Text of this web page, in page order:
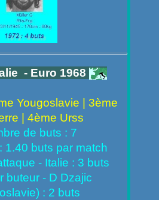
- Euro 1968
Yougoslavie | 3ème
| 4ème Urss
de buts : 7
1.40 buts par match
- Italie : 3 buts
buteur - D Dzajic
: 2 buts